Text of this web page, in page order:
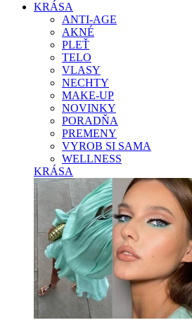
KRÁSA
ANTI-AGE
AKNÉ
PLEŤ
TELO
VLASY
NECHTY
MAKE-UP
NOVINKY
PORADŇA
PREMENY
VYROB SI SAMA
WELLNESS
KRÁSA